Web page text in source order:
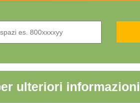
ulteriori informazioni